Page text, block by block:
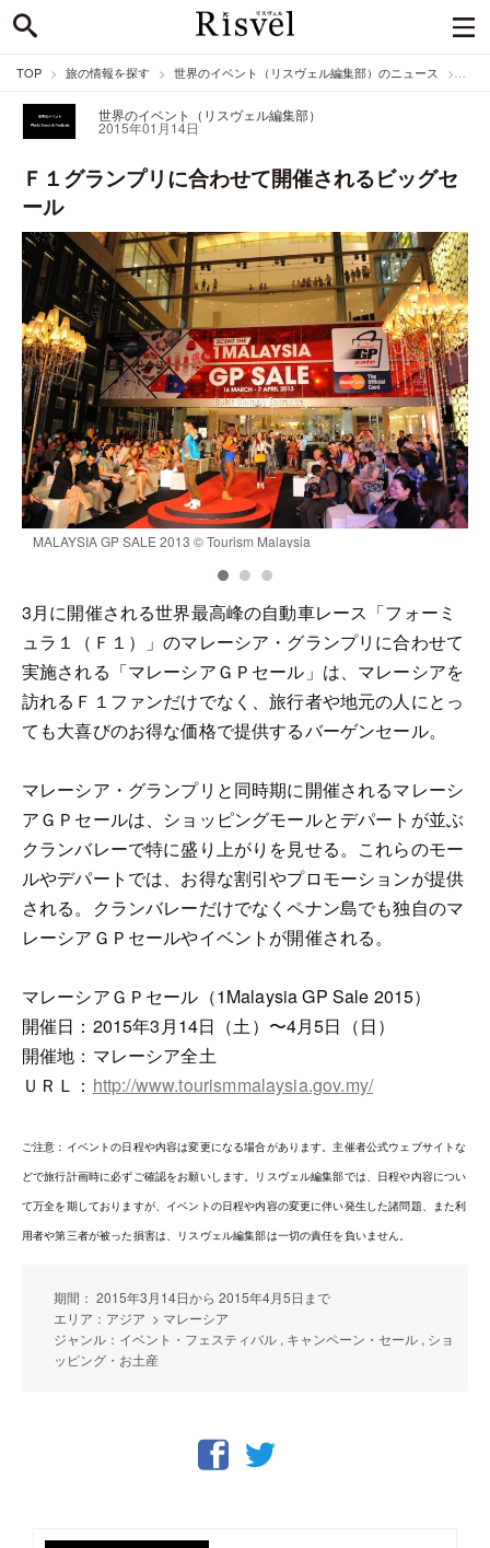
TOP 旅の情報を探す 世界のイベント（リスヴェル編集部）のニュース
世界のイベント（リスヴェル編集部）
2015年01月14日
Ｆ１グランプリに合わせて開催されるビッグセ
ール
MALAYSIA GP SALE 2013 © Tourism Malaysia
3月に開催される世界最高峰の自動車レース「フォーミ
ュラ１（Ｆ１）」のマレーシア・グランプリに合わせて
実施される「マレーシアＧＰセール」は、マレーシアを
訪れるＦ１ファンだけでなく、旅行者や地元の人にとっ
ても大喜びのお得な価格で提供するバーゲンセール。
マレーシア・グランプリと同時期に開催されるマレーシ
アＧＰセールは、ショッピングモールとデパートが並ぶ
クランバレーで特に盛り上がりを見せる。これらのモー
ルやデパートでは、お得な割引やプロモーションが提供
される。クランバレーだけでなくペナン島でも独自のマ
レーシアＧＰセールやイベントが開催される。
マレーシアＧＰセール（1Malaysia GP Sale 2015）
開催日：2015年3月14日（土）〜4月5日（日）
開催地：マレーシア全土
ＵＲＬ： http://www.tourismmalaysia.gov.my/
ご注意：イベントの日程や内容は変更になる場合があります。主催者公式ウェブサイトな
どで旅行計画時に必ずご確認をお願いします。リスヴェル編集部では、日程や内容につい
て万全を期しておりますが、イベントの日程や内容の変更に伴い発生した諸問題、また利
用者や第三者が被った損害は、リスヴェル編集部は一切の責任を負いません。
期間： 2015年3月14日から 2015年4月5日まで
エリア：アジア > マレーシア
ジャンル：イベント・フェスティバル , キャンペーン・セール , ショ
ッピング・お土産